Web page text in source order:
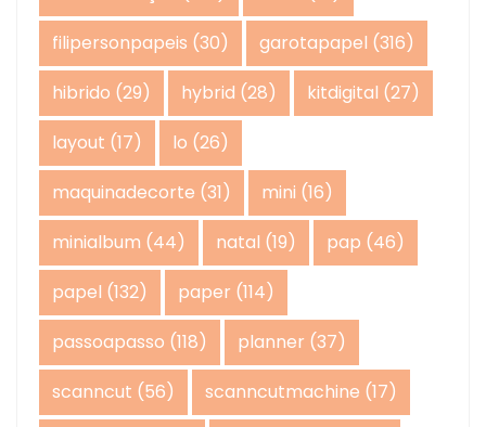
filipersonpapeis (30) garotapapel (316)
hibrido (29) hybrid (28) kitdigital (27)
layout (17) lo (26)
maquinadecorte (31) mini (16)
minialbum (44) natal (19) pap (46)
papel (132) paper (114)
passoapasso (118) planner (37)
scanncut (56) scanncutmachine (17)